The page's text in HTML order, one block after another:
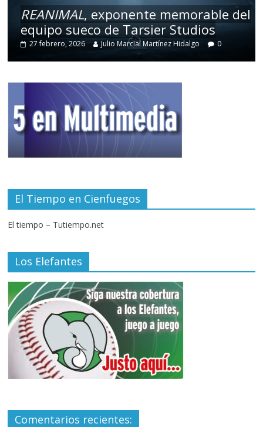
REANIMAL, exponente memorable del
equipo sueco de Tarsier Studios
27 febrero, 2026 Julio Marcial Martínez Hidalgo 0
El Tiempo en Cienfuegos
El tiempo – Tutiempo.net
Los Elefantes
Comentarios recientes: